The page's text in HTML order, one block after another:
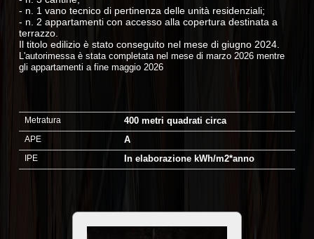
- n. 1 vano tecnico di pertinenza delle unità residenziali;
- n. 2 appartamenti con accesso alla copertura destinata a
terrazzo.
Il titolo edilizio è stato conseguito nel mese di giugno 2024.
L'autorimessa è stata completata nel mese di marzo 2026 mentre
gli appartamenti a fine maggio 2026
Metratura 400 metri quadrati circa
APE A
IPE In elaborazione kWh/m2*anno